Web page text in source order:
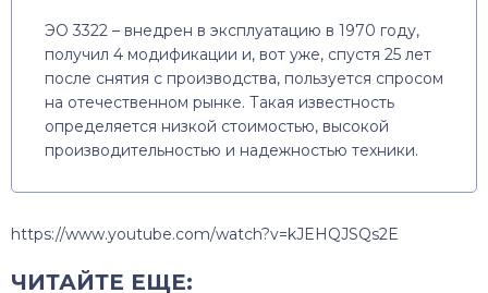
ЭО 3322 – внедрен в эксплуатацию в 1970 году,
получил 4 модификации и, вот уже, спустя 25 лет
после снятия с производства, пользуется спросом
на отечественном рынке. Такая известность
определяется низкой стоимостью, высокой
производительностью и надежностью техники.
https://www.youtube.com/watch?v=kJEHQJSQs2E
ЧИТАЙТЕ ЕЩЕ: